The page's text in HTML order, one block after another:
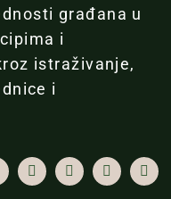
građana u
i
istraživanje,
i